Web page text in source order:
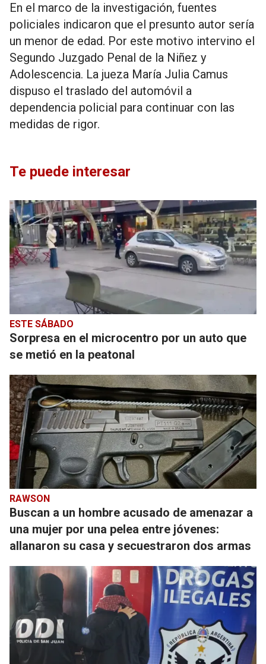
En el marco de la investigación, fuentes
policiales indicaron que el presunto autor sería
un menor de edad. Por este motivo intervino el
Segundo Juzgado Penal de la Niñez y
Adolescencia. La jueza María Julia Camus
dispuso el traslado del automóvil a
dependencia policial para continuar con las
medidas de rigor.
Te puede interesar
ESTE SÁBADO
Sorpresa en el microcentro por un auto que
se metió en la peatonal
RAWSON
Buscan a un hombre acusado de amenazar a
una mujer por una pelea entre jóvenes:
allanaron su casa y secuestraron dos armas